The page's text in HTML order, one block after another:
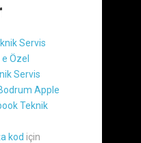
Servis
Özel
Servis
Apple
Teknik
kod için